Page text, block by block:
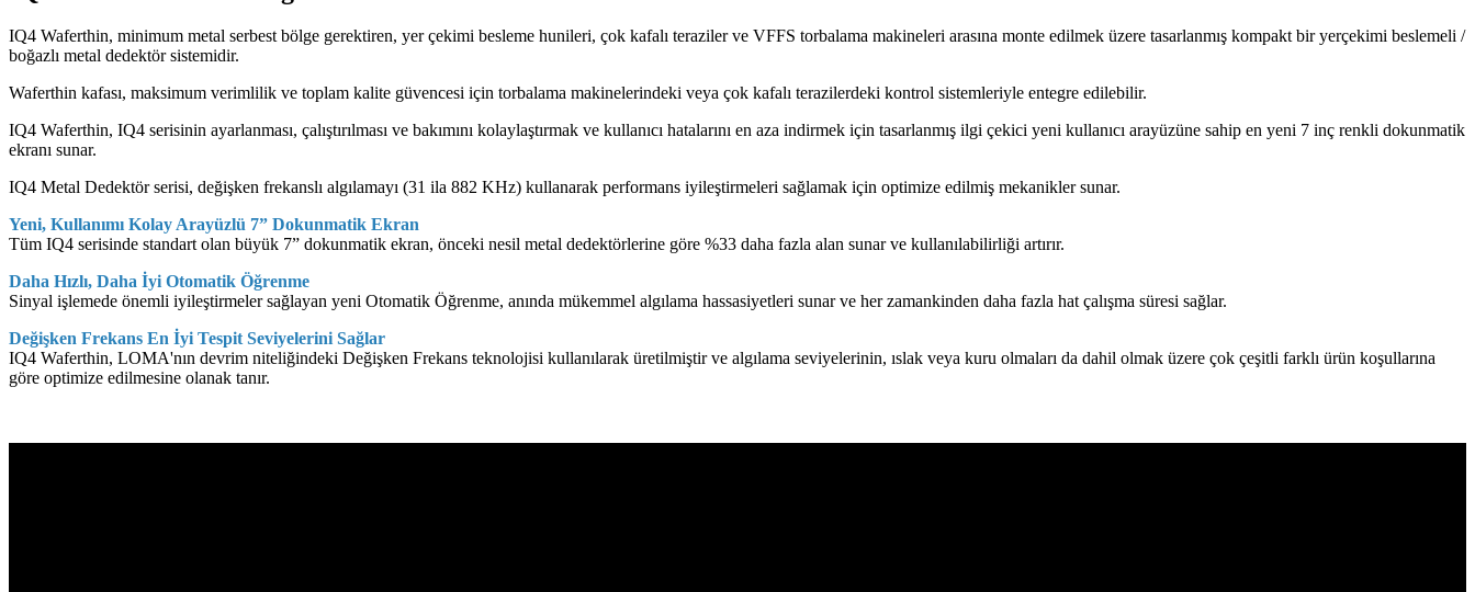
IQ4 Waferthin, minimum metal serbest bölge gerektiren, yer çekimi besleme hunileri, çok kafalı teraziler ve VFFS torbalama makineleri arasına monte edilmek üzere tasarlanmış kompakt bir yerçekimi beslemeli /
boğazlı metal dedektör sistemidir.
Waferthin kafası, maksimum verimlilik ve toplam kalite güvencesi için torbalama makinelerindeki veya çok kafalı terazilerdeki kontrol sistemleriyle entegre edilebilir.
IQ4 Waferthin, IQ4 serisinin ayarlanması, çalıştırılması ve bakımını kolaylaştırmak ve kullanıcı hatalarını en aza indirmek için tasarlanmış ilgi çekici yeni kullanıcı arayüzüne sahip en yeni 7 inç renkli dokunmatik
ekranı sunar.
IQ4 Metal Dedektör serisi, değişken frekanslı algılamayı (31 ila 882 KHz) kullanarak performans iyileştirmeleri sağlamak için optimize edilmiş mekanikler sunar.
Yeni, Kullanımı Kolay Arayüzlü 7” Dokunmatik Ekran
Tüm IQ4 serisinde standart olan büyük 7” dokunmatik ekran, önceki nesil metal dedektörlerine göre %33 daha fazla alan sunar ve kullanılabilirliği artırır.
Daha Hızlı, Daha İyi Otomatik Öğrenme
Sinyal işlemede önemli iyileştirmeler sağlayan yeni Otomatik Öğrenme, anında mükemmel algılama hassasiyetleri sunar ve her zamankinden daha fazla hat çalışma süresi sağlar.
Değişken Frekans En İyi Tespit Seviyelerini Sağlar
IQ4 Waferthin, LOMA'nın devrim niteliğindeki Değişken Frekans teknolojisi kullanılarak üretilmiştir ve algılama seviyelerinin, ıslak veya kuru olmaları da dahil olmak üzere çok çeşitli farklı ürün koşullarına
göre optimize edilmesine olanak tanır.